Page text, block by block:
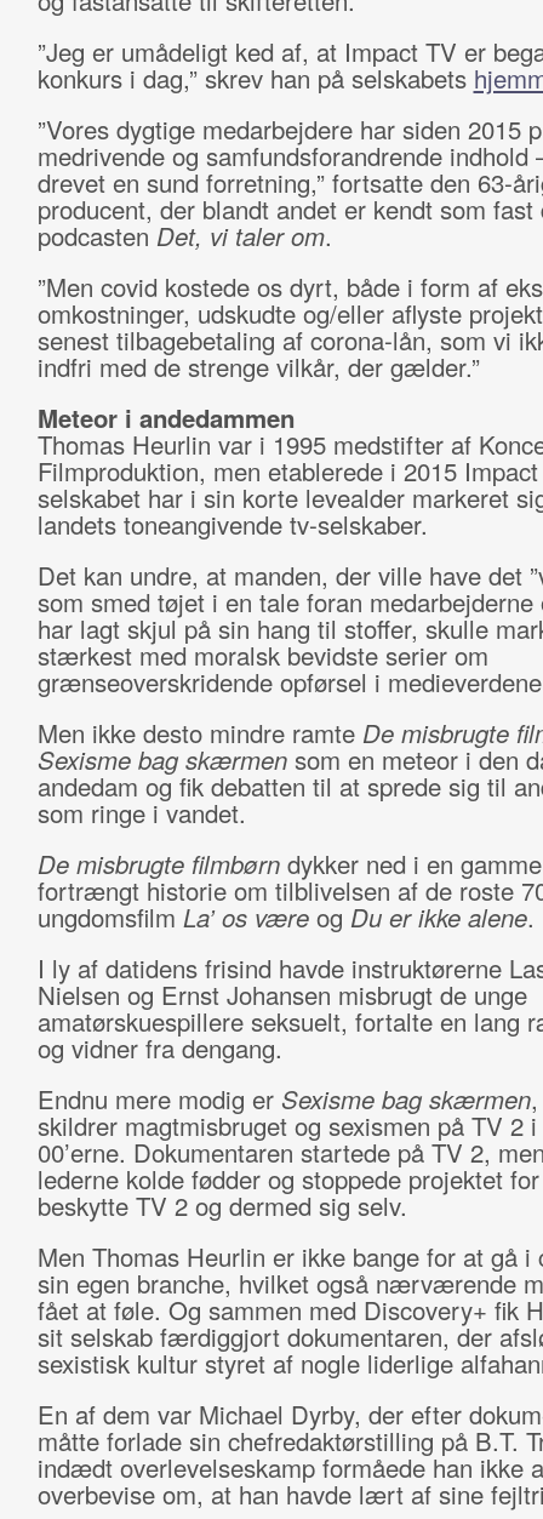
”Jeg er umådeligt ked af, at Impact TV er
konkurs i dag,” skrev han på selskabets
”Vores dygtige medarbejdere har siden 2015
medrivende og samfundsforandrende indhold
drevet en sund forretning,” fortsatte den 63-
producent, der blandt andet er kendt som fast
podcasten Det, vi taler om.
”Men covid kostede os dyrt, både i form af
omkostninger, udskudte og/eller aflyste
senest tilbagebetaling af corona-lån, som vi
indfri med de strenge vilkår, der gælder.”
Meteor i andedammen
Thomas Heurlin var i 1995 medstifter af
Filmproduktion, men etablerede i 2015
selskabet har i sin korte levealder markeret
landets toneangivende tv-selskaber.
Det kan undre, at manden, der ville have det
som smed tøjet i en tale foran medarbejderne
har lagt skjul på sin hang til stoffer, skulle
stærkest med moralsk bevidste serier om
grænseoverskridende opførsel i
Men ikke desto mindre ramte De misbrugte
Sexisme bag skærmensom en meteor i den
andedam og fik debatten til at sprede sig til
som ringe i vandet.
De misbrugte filmbørndykker ned i en
fortrængt historie om tilblivelsen af de roste
ungdomsfilm La’ os væreog Du er ikke alene.
I ly af datidens frisind havde instruktørerne
Nielsen og Ernst Johansen misbrugt de unge
amatørskuespillere seksuelt, fortalte en lang
og vidner fra dengang.
Endnu mere modig er Sexisme bag skærmen
skildrer magtmisbruget og sexismen på TV 2 i
00’erne. Dokumentaren startede på TV 2,
lederne kolde fødder og stoppede projektet
beskytte TV 2 og dermed sig selv.
Men Thomas Heurlin er ikke bange for at gå i
sin egen branche, hvilket også nærværende
fået at føle. Og sammen med Discovery+ fik
sit selskab færdiggjort dokumentaren, der
sexistisk kultur styret af nogle liderlige
En af dem var Michael Dyrby, der efter
måtte forlade sin chefredaktørstilling på B.T.
indædt overlevelseskamp formåede han ikke
overbevise om, at han havde lært af sine